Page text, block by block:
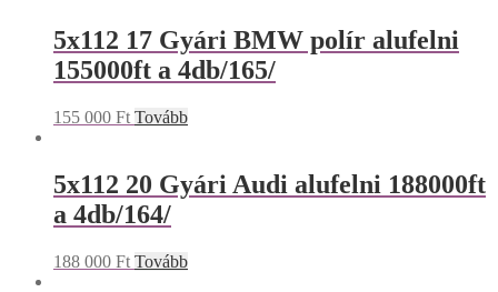
5x112 17 Gyári BMW polír alufelni
155000ft a 4db/165/
155 000 Ft Tovább
5x112 20 Gyári Audi alufelni 188000ft
a 4db/164/
188 000 Ft Tovább